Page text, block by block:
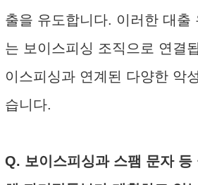
출을 유도합니다. 이러한 대출
는 보이스피싱 조직으로 연결
이스피싱과 연계된 다양한 악
습니다.
Q. 보이스피싱과 스팸 문자 등